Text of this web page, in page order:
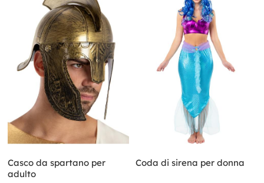
Casco da spartano per
adulto
Coda di sirena per donna